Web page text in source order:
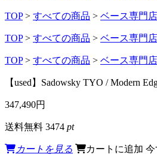
TOP > すべての商品 > ベース専門
TOP > すべての商品 > ベース専門
TOP > すべての商品 > ベース専門
【used】Sadowsky TYO / Modern
347,490円
送料無料 3474 pt
カートを見る カートに追加 今